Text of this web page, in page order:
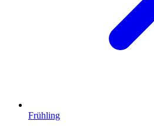
Frühling